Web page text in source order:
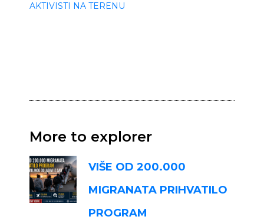
AKTIVISTI NA TERENU
More to explorer
VIŠE OD 200.000
MIGRANATA PRIHVATILO
PROGRAM